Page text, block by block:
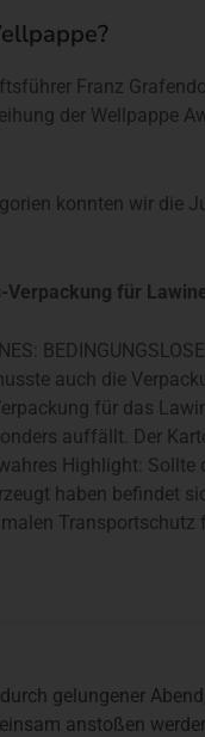
Franz
der Wellpappe
konnten wir die
Verpackung für
BEDINGUNGSLOSE
auch die
für das
auffällt. Der
Highlight: Sollte
haben befindet
gelungener
anstoßen